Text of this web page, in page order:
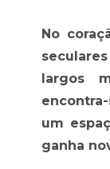
No
largos
um
ganha